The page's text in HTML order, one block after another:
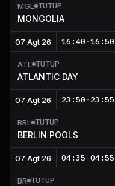
MGL TUTUP
MONGOLIA
07 Agt 26 16:40-16:50
ATL TUTUP
ATLANTIC DAY
07 Agt 26 23:50-23:55
BRL TUTUP
BERLIN POOLS
07 Agt 26 04:35-04:55
BR TUTUP